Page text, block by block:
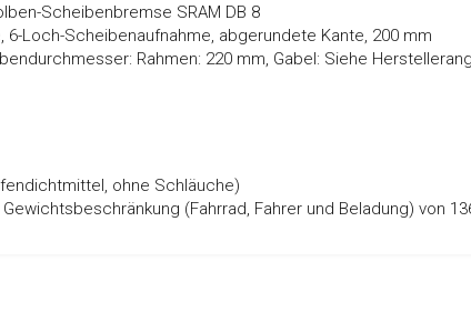
Scheibenbremse SRAM DB 8
6-Loch-Scheibenaufnahme, abgerundete Kante, 200 mm
Rahmen: 220 mm, Gabel: Siehe
ohne Schläuche)
(Fahrrad, Fahrer und Beladung) von